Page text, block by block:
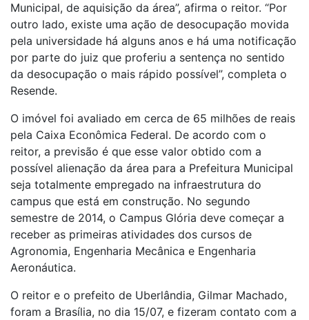
Municipal, de aquisição da área”, afirma o reitor. “Por
outro lado, existe uma ação de desocupação movida
pela universidade há alguns anos e há uma notificação
por parte do juiz que proferiu a sentença no sentido
da desocupação o mais rápido possível”, completa o
Resende.
O imóvel foi avaliado em cerca de 65 milhões de reais
pela Caixa Econômica Federal. De acordo com o
reitor, a previsão é que esse valor obtido com a
possível alienação da área para a Prefeitura Municipal
seja totalmente empregado na infraestrutura do
campus que está em construção. No segundo
semestre de 2014, o Campus Glória deve começar a
receber as primeiras atividades dos cursos de
Agronomia, Engenharia Mecânica e Engenharia
Aeronáutica.
O reitor e o prefeito de Uberlândia, Gilmar Machado,
foram a Brasília, no dia 15/07, e fizeram contato com a